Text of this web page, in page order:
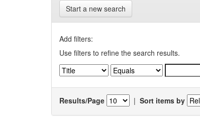
Start a new search
Add filters:
Use filters to refine the search results.
Results/Page | Sort items by